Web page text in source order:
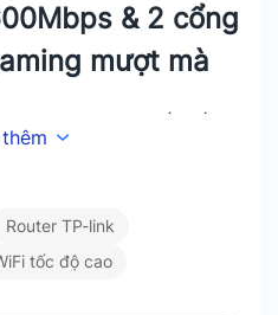
& 2 cổng
mượt mà
GE230 cung cấp tốc
đó, băng tần
2.5G . Các cổng này
thông thường. Thiết
Router TP-link
tốc độ cao